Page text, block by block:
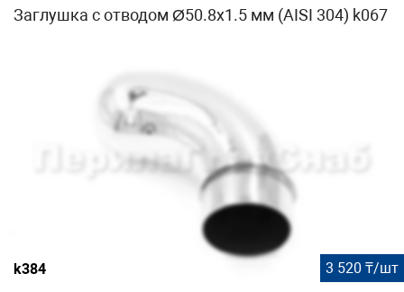
Заглушка с отводом Ø50.8х1.5 мм (AISI 304) k067
k384 3 520 ₸/шт